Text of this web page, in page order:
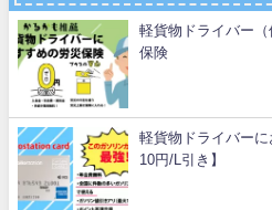
軽貨物ドライバー
保険
軽貨物ドライバー
10円/L引き】